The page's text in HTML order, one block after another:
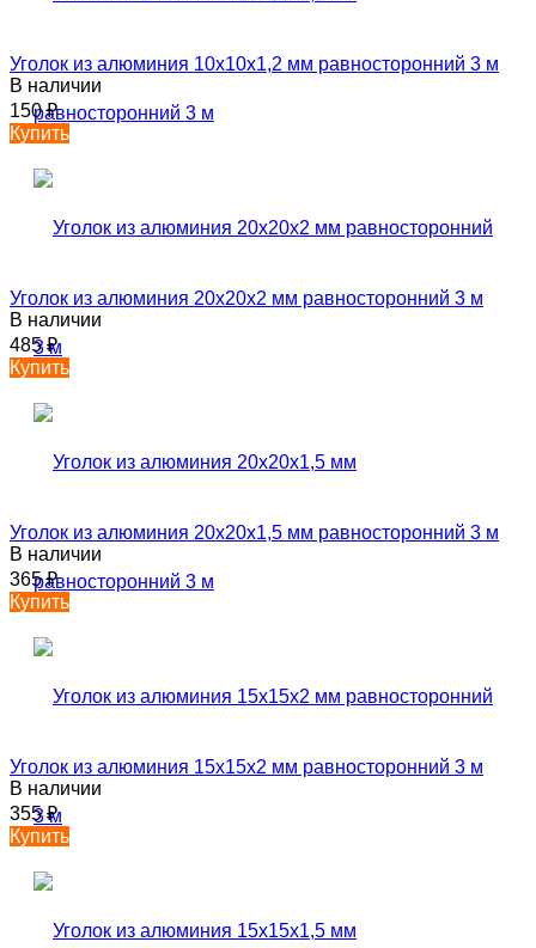
Уголок из алюминия 10х10х1,2 мм равносторонний 3 м
В наличии
150₽
Купить
Уголок из алюминия 20х20х2 мм равносторонний 3 м
В наличии
485₽
Купить
Уголок из алюминия 20х20х1,5 мм равносторонний 3 м
В наличии
365₽
Купить
Уголок из алюминия 15х15х2 мм равносторонний 3 м
В наличии
355₽
Купить